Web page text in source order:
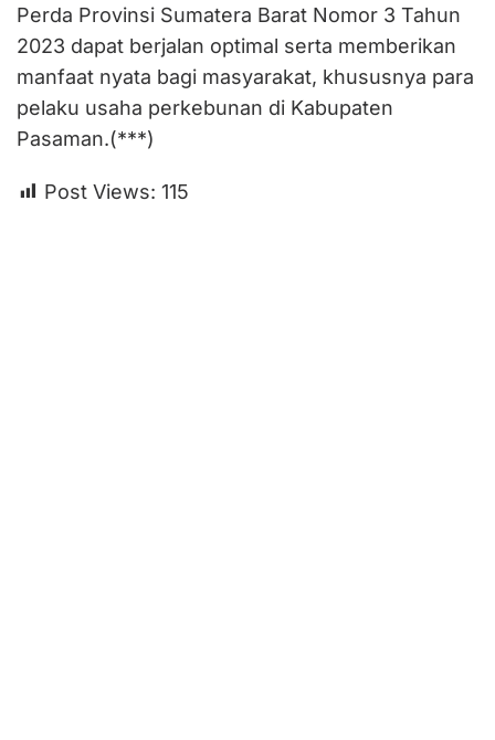
Perda Provinsi Sumatera Barat Nomor 3 Tahun
2023 dapat berjalan optimal serta memberikan
manfaat nyata bagi masyarakat, khususnya para
pelaku usaha perkebunan di Kabupaten
Pasaman.(***)
Post Views: 115